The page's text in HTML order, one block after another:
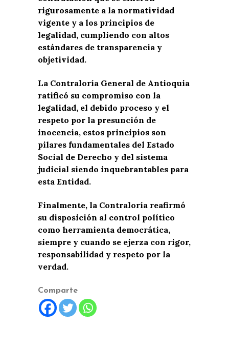
rigurosamente a la normatividad
vigente y a los principios de
legalidad, cumpliendo con altos
estándares de transparencia y
objetividad.
La Contraloría General de Antioquia
ratificó su compromiso con la
legalidad, el debido proceso y el
respeto por la presunción de
inocencia, estos principios son
pilares fundamentales del Estado
Social de Derecho y del sistema
judicial siendo inquebrantables para
esta Entidad.
Finalmente, la Contraloría reafirmó
su disposición al control político
como herramienta democrática,
siempre y cuando se ejerza con rigor,
responsabilidad y respeto por la
verdad.
Comparte